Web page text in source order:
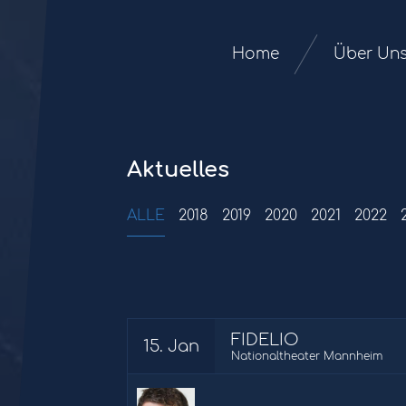
Home Über
Aktuelles
ALLE 2018 2019 2020 2021 2022
15. Jan FIDELIO
Nationaltheater Mannheim